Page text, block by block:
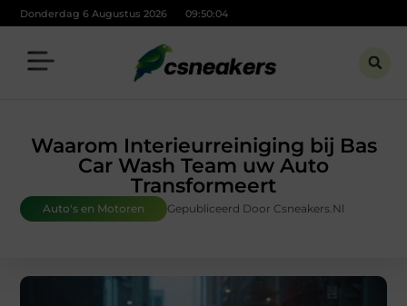
Donderdag 6 Augustus 2026 09:50:05
Waarom Interieurreiniging bij Bas
Car Wash Team uw Auto
Transformeert
Auto's en Motoren Gepubliceerd Door Csneakers.nl